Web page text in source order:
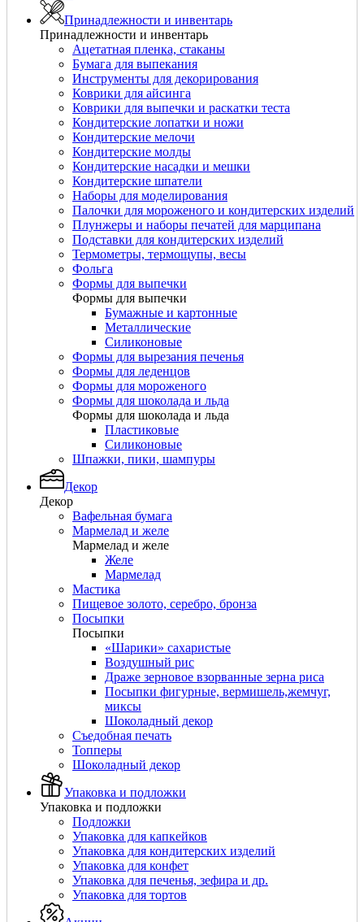
Принадлежности и инвентарь
Принадлежности и инвентарь
Ацетатная пленка, стаканы
Бумага для выпекания
Инструменты для декорирования
Коврики для айсинга
Коврики для выпечки и раскатки теста
Кондитерские лопатки и ножи
Кондитерские мелочи
Кондитерские молды
Кондитерские насадки и мешки
Кондитерские шпатели
Наборы для моделирования
Палочки для мороженого и кондитерских изделий
Плунжеры и наборы печатей для марципана
Подставки для кондитерских изделий
Термометры, термощупы, весы
Фольга
Формы для выпечки
Формы для выпечки
Бумажные и картонные
Металлические
Силиконовые
Формы для вырезания печенья
Формы для леденцов
Формы для мороженого
Формы для шоколада и льда
Формы для шоколада и льда
Пластиковые
Силиконовые
Шпажки, пики, шампуры
Декор
Декор
Вафельная бумага
Мармелад и желе
Мармелад и желе
Желе
Мармелад
Мастика
Пищевое золото, серебро, бронза
Посыпки
Посыпки
«Шарики» сахаристые
Воздушный рис
Драже зерновое взорванные зерна риса
Посыпки фигурные, вермишель,жемчуг,
миксы
Шоколадный декор
Съедобная печать
Топперы
Шоколадный декор
Упаковка и подложки
Упаковка и подложки
Подложки
Упаковка для капкейков
Упаковка для кондитерских изделий
Упаковка для конфет
Упаковка для печенья, зефира и др.
Упаковка для тортов